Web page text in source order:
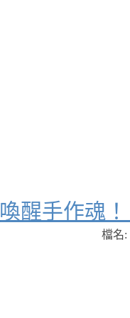
喚醒手作魂
檔名: